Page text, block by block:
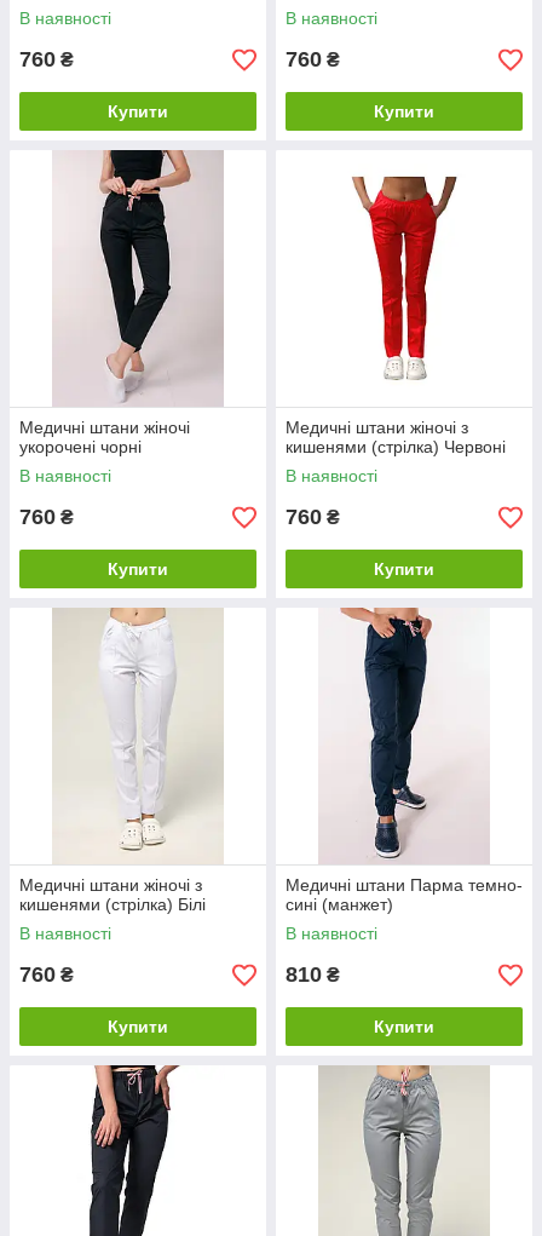
В наявності
760 ₴
Купити
В наявності
760 ₴
Купити
Медичні штани жіночі
укорочені чорні
В наявності
760 ₴
Купити
Медичні штани жіночі з
кишенями (стрілка) Червоні
В наявності
760 ₴
Купити
Медичні штани жіночі з
кишенями (стрілка) Білі
В наявності
760 ₴
Купити
Медичні штани Парма темно-
сині (манжет)
В наявності
810 ₴
Купити